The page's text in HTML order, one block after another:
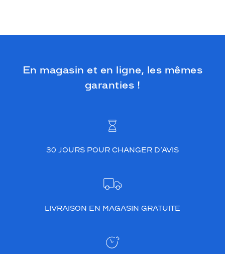
En magasin et en ligne, les mêmes
garanties !
30 JOURS POUR CHANGER D’AVIS
LIVRAISON EN MAGASIN GRATUITE